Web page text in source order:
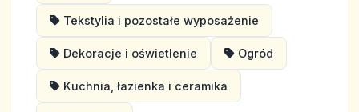
Tekstylia i pozostałe wyposażenie
Dekoracje i oświetlenie Ogród
Kuchnia, łazienka i ceramika